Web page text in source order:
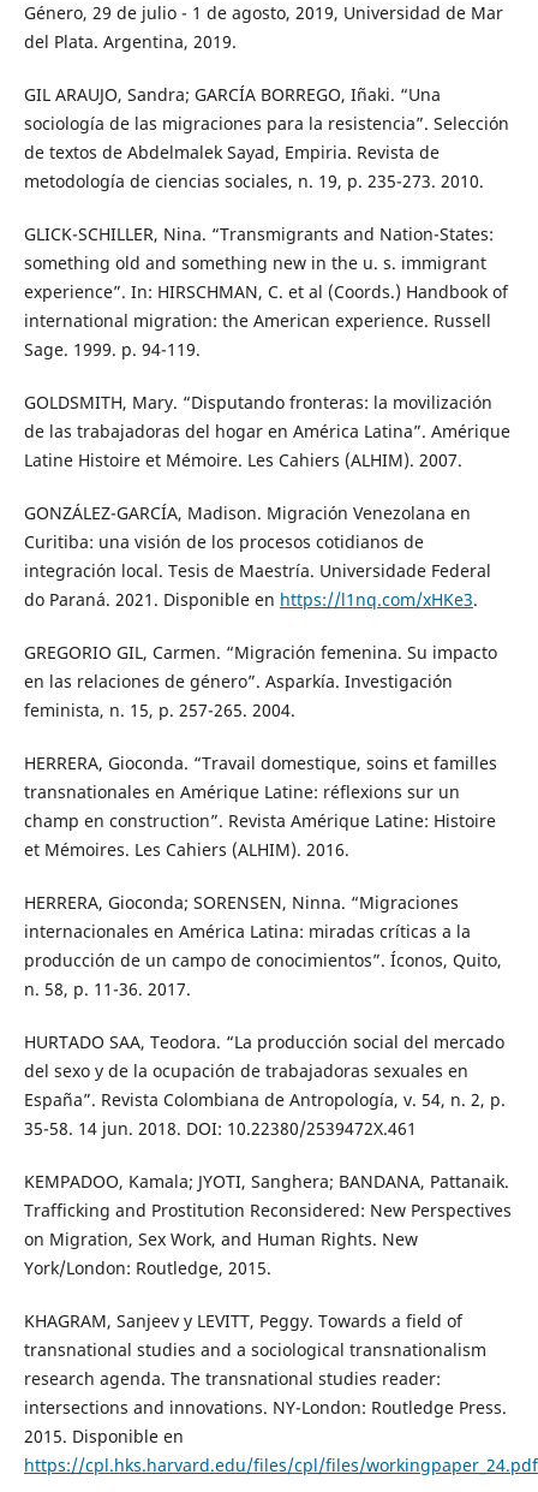
Género, 29 de julio - 1 de agosto, 2019, Universidad de Mar
del Plata. Argentina, 2019.
GIL ARAUJO, Sandra; GARCÍA BORREGO, Iñaki. “Una
sociología de las migraciones para la resistencia”. Selección
de textos de Abdelmalek Sayad, Empiria. Revista de
metodología de ciencias sociales, n. 19, p. 235-273. 2010.
GLICK-SCHILLER, Nina. “Transmigrants and Nation-States:
something old and something new in the u. s. immigrant
experience”. In: HIRSCHMAN, C. et al (Coords.) Handbook of
international migration: the American experience. Russell
Sage. 1999. p. 94-119.
GOLDSMITH, Mary. “Disputando fronteras: la movilización
de las trabajadoras del hogar en América Latina”. Amérique
Latine Histoire et Mémoire. Les Cahiers (ALHIM). 2007.
GONZÁLEZ-GARCÍA, Madison. Migración Venezolana en
Curitiba: una visión de los procesos cotidianos de
integración local. Tesis de Maestría. Universidade Federal
do Paraná. 2021. Disponible en https://l1nq.com/xHKe3.
GREGORIO GIL, Carmen. “Migración femenina. Su impacto
en las relaciones de género”. Asparkía. Investigación
feminista, n. 15, p. 257-265. 2004.
HERRERA, Gioconda. “Travail domestique, soins et familles
transnationales en Amérique Latine: réflexions sur un
champ en construction”. Revista Amérique Latine: Histoire
et Mémoires. Les Cahiers (ALHIM). 2016.
HERRERA, Gioconda; SORENSEN, Ninna. “Migraciones
internacionales en América Latina: miradas críticas a la
producción de un campo de conocimientos”. Íconos, Quito,
n. 58, p. 11-36. 2017.
HURTADO SAA, Teodora. “La producción social del mercado
del sexo y de la ocupación de trabajadoras sexuales en
España”. Revista Colombiana de Antropología, v. 54, n. 2, p.
35-58. 14 jun. 2018. DOI: 10.22380/2539472X.461
KEMPADOO, Kamala; JYOTI, Sanghera; BANDANA, Pattanaik.
Trafficking and Prostitution Reconsidered: New Perspectives
on Migration, Sex Work, and Human Rights. New
York/London: Routledge, 2015.
KHAGRAM, Sanjeev y LEVITT, Peggy. Towards a field of
transnational studies and a sociological transnationalism
research agenda. The transnational studies reader:
intersections and innovations. NY-London: Routledge Press.
2015. Disponible en
https://cpl.hks.harvard.edu/files/cpl/files/workingpaper_24.pdf